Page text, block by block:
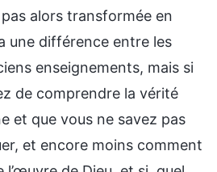
pas alors transformée en
une différence entre les
enseignements, mais si
de comprendre la vérité
et que vous ne savez pas
et encore moins comment